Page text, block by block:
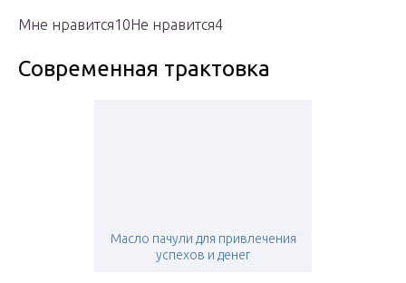
Мне нравится10Не нравится4
Современная трактовка
Масло пачули для привлечения
успехов и денег